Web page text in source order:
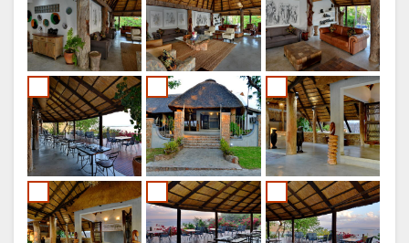
ITALIAANS
NORWEGIAN
PORTUGEES
SWEDISH
DANISH
POLISH